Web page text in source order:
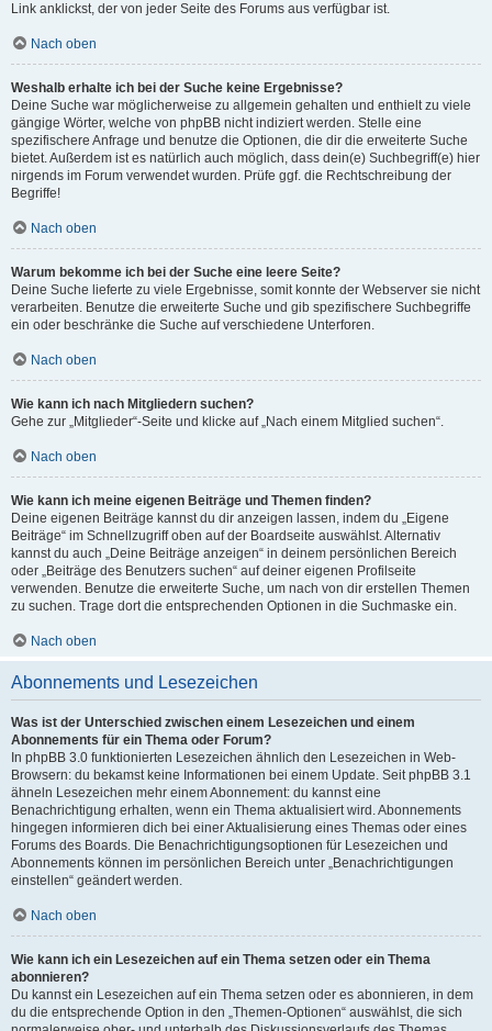
Link anklickst, der von jeder Seite des Forums aus verfügbar ist.
Nach oben
Weshalb erhalte ich bei der Suche keine Ergebnisse?
Deine Suche war möglicherweise zu allgemein gehalten und enthielt zu viele
gängige Wörter, welche von phpBB nicht indiziert werden. Stelle eine
spezifischere Anfrage und benutze die Optionen, die dir die erweiterte Suche
bietet. Außerdem ist es natürlich auch möglich, dass dein(e) Suchbegriff(e) hier
nirgends im Forum verwendet wurden. Prüfe ggf. die Rechtschreibung der
Begriffe!
Nach oben
Warum bekomme ich bei der Suche eine leere Seite?
Deine Suche lieferte zu viele Ergebnisse, somit konnte der Webserver sie nicht
verarbeiten. Benutze die erweiterte Suche und gib spezifischere Suchbegriffe
ein oder beschränke die Suche auf verschiedene Unterforen.
Nach oben
Wie kann ich nach Mitgliedern suchen?
Gehe zur „Mitglieder“-Seite und klicke auf „Nach einem Mitglied suchen“.
Nach oben
Wie kann ich meine eigenen Beiträge und Themen finden?
Deine eigenen Beiträge kannst du dir anzeigen lassen, indem du „Eigene
Beiträge“ im Schnellzugriff oben auf der Boardseite auswählst. Alternativ
kannst du auch „Deine Beiträge anzeigen“ in deinem persönlichen Bereich
oder „Beiträge des Benutzers suchen“ auf deiner eigenen Profilseite
verwenden. Benutze die erweiterte Suche, um nach von dir erstellen Themen
zu suchen. Trage dort die entsprechenden Optionen in die Suchmaske ein.
Nach oben
Abonnements und Lesezeichen
Was ist der Unterschied zwischen einem Lesezeichen und einem
Abonnements für ein Thema oder Forum?
In phpBB 3.0 funktionierten Lesezeichen ähnlich den Lesezeichen in Web-
Browsern: du bekamst keine Informationen bei einem Update. Seit phpBB 3.1
ähneln Lesezeichen mehr einem Abonnement: du kannst eine
Benachrichtigung erhalten, wenn ein Thema aktualisiert wird. Abonnements
hingegen informieren dich bei einer Aktualisierung eines Themas oder eines
Forums des Boards. Die Benachrichtigungsoptionen für Lesezeichen und
Abonnements können im persönlichen Bereich unter „Benachrichtigungen
einstellen“ geändert werden.
Nach oben
Wie kann ich ein Lesezeichen auf ein Thema setzen oder ein Thema
abonnieren?
Du kannst ein Lesezeichen auf ein Thema setzen oder es abonnieren, in dem
du die entsprechende Option in den „Themen-Optionen“ auswählst, die sich